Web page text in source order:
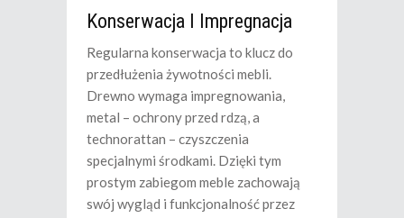
Konserwacja I Impregnacja
Regularna konserwacja to klucz do
przedłużenia żywotności mebli.
Drewno wymaga impregnowania,
metal – ochrony przed rdzą, a
technorattan – czyszczenia
specjalnymi środkami. Dzięki tym
prostym zabiegom meble zachowają
swój wygląd i funkcjonalność przez